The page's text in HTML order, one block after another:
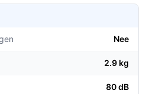
van maximaal 60 minuten in
u eenvoudig grote
zonder onderbrekingen.
stofdeeltjes effectief worden
Nee
2.9 kg
80 dB